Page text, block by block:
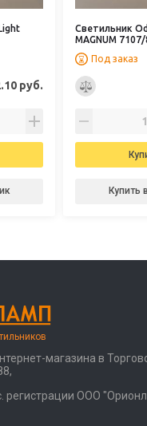
руб.
Светильник
MAGNUM 7107/
Под заказ
Купить
магазина в
регистрации ООО